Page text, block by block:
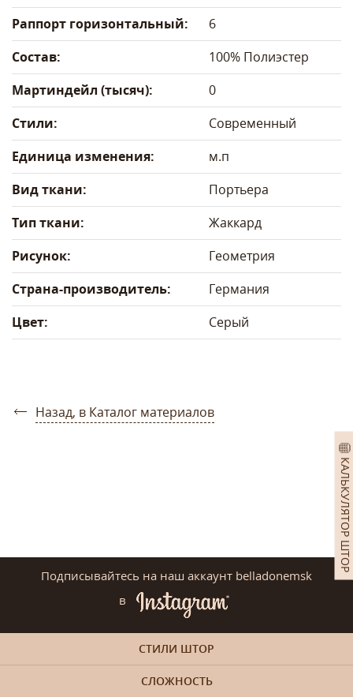
КАЛЬКУЛЯТОР ШТОР
Раппорт горизонтальный:
6
Состав:
100% Полиэстер
Мартиндейл (тысяч):
0
Стили:
Современный
Единица изменения:
м.п
Вид ткани:
Портьера
Тип ткани:
Жаккард
Рисунок:
Геометрия
Страна-производитель:
Германия
Цвет:
Серый
Назад, в Каталог материалов
Подписывайтесь на наш аккаунт belladonemsk
в
СТИЛИ ШТОР
СЛОЖНОСТЬ